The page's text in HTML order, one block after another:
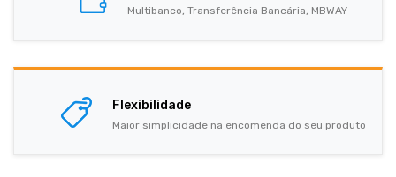
Multibanco, Transferência Bancária, MBWAY
Flexibilidade
Maior simplicidade na encomenda do seu produto